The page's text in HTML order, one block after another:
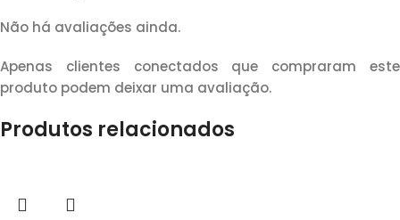
Não há avaliações ainda.
Apenas clientes conectados que compraram este
produto podem deixar uma avaliação.
Produtos relacionados